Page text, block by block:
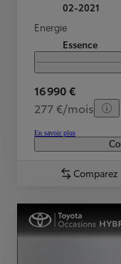
02-2021
Energie
Essence
16 990 €
277 €/mois
En savoir plus
Comparez